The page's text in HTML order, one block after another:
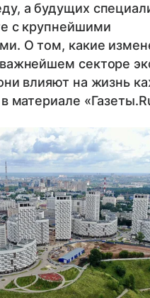
а будущих
с крупнейшими
О том, какие
секторе
влияют на жизнь
материале